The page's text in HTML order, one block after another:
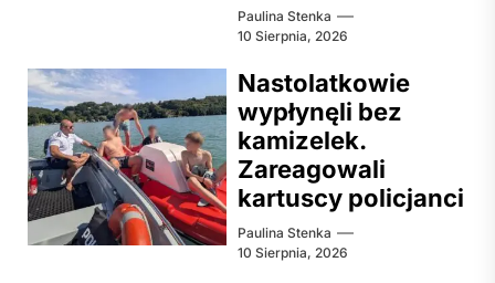
Paulina Stenka
10 Sierpnia, 2026
Nastolatkowie
wypłynęli bez
kamizelek.
Zareagowali
kartuscy policjanci
Paulina Stenka
10 Sierpnia, 2026